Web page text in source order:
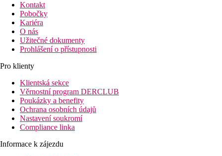
Kontakt
Pobočky
Kariéra
O nás
Užitečné dokumenty
Prohlášení o přístupnosti
Pro klienty
Klientská sekce
Věrnostní program DERCLUB
Poukázky a benefity
Ochrana osobních údajů
Nastavení soukromí
Compliance linka
Informace k zájezdu